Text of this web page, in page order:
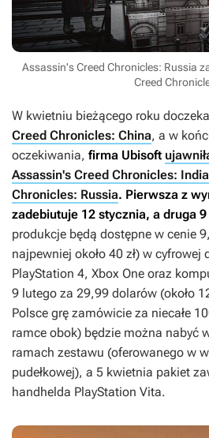
Assassin's Creed Chronicles: Russia
Creed
W kwietniu bieżącego roku
Creed Chronicles: China, a w
oczekiwania, firma Ubisoft
Assassin's Creed Chronicles: India
Chronicles: Russia. Pierwsza z
zadebiutuje 12 stycznia, a druga
produkcje będą dostępne w cenie
najpewniej około 40 zł) w
PlayStation 4, Xbox One oraz
9 lutego za 29,99 dolarów (około
Polsce grę zamówicie za niecałe
ramce obok) będzie można nabyć
ramach zestawu (oferowanego w
pudełkowej), a 5 kwietnia pakiet
handhelda PlayStation Vita.